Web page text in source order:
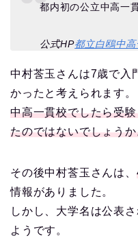
都内初の公立中高一
公式HP都立白鴎中
中村莟玉さんは7歳で入
かったと考えられます。
中高一貫校でしたら受
たのではないでしょう
その後中村莟玉さんは、
情報がありました。
しかし、大学名は公表
ようです。